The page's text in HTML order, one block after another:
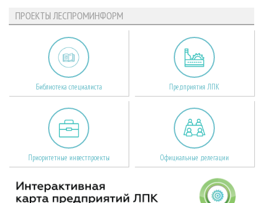
ПРОЕКТЫ ЛЕСПРОМИНФОРМ
Библиотека специалиста Предприятия ЛПК
Приоритетные инвестпроекты Официальные делегации